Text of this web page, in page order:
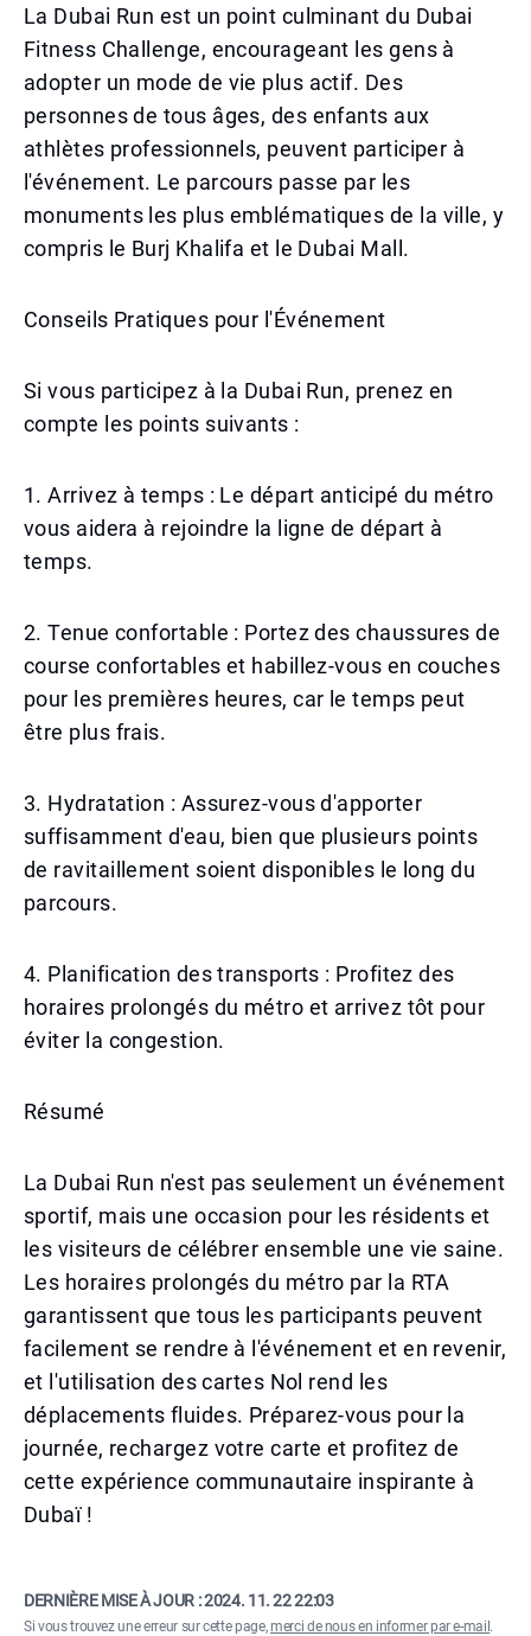
La Dubai Run est un point culminant du Dubai
Fitness Challenge, encourageant les gens à
adopter un mode de vie plus actif. Des
personnes de tous âges, des enfants aux
athlètes professionnels, peuvent participer à
l'événement. Le parcours passe par les
monuments les plus emblématiques de la ville, y
compris le Burj Khalifa et le Dubai Mall.
Conseils Pratiques pour l'Événement
Si vous participez à la Dubai Run, prenez en
compte les points suivants :
1. Arrivez à temps : Le départ anticipé du métro
vous aidera à rejoindre la ligne de départ à
temps.
2. Tenue confortable : Portez des chaussures de
course confortables et habillez-vous en couches
pour les premières heures, car le temps peut
être plus frais.
3. Hydratation : Assurez-vous d'apporter
suffisamment d'eau, bien que plusieurs points
de ravitaillement soient disponibles le long du
parcours.
4. Planification des transports : Profitez des
horaires prolongés du métro et arrivez tôt pour
éviter la congestion.
Résumé
La Dubai Run n'est pas seulement un événement
sportif, mais une occasion pour les résidents et
les visiteurs de célébrer ensemble une vie saine.
Les horaires prolongés du métro par la RTA
garantissent que tous les participants peuvent
facilement se rendre à l'événement et en revenir,
et l'utilisation des cartes Nol rend les
déplacements fluides. Préparez-vous pour la
journée, rechargez votre carte et profitez de
cette expérience communautaire inspirante à
Dubaï !
DERNIÈRE MISE À JOUR :2024. 11. 22 22:03
Si vous trouvez une erreur sur cette page,merci de nous en informer par e-mail .